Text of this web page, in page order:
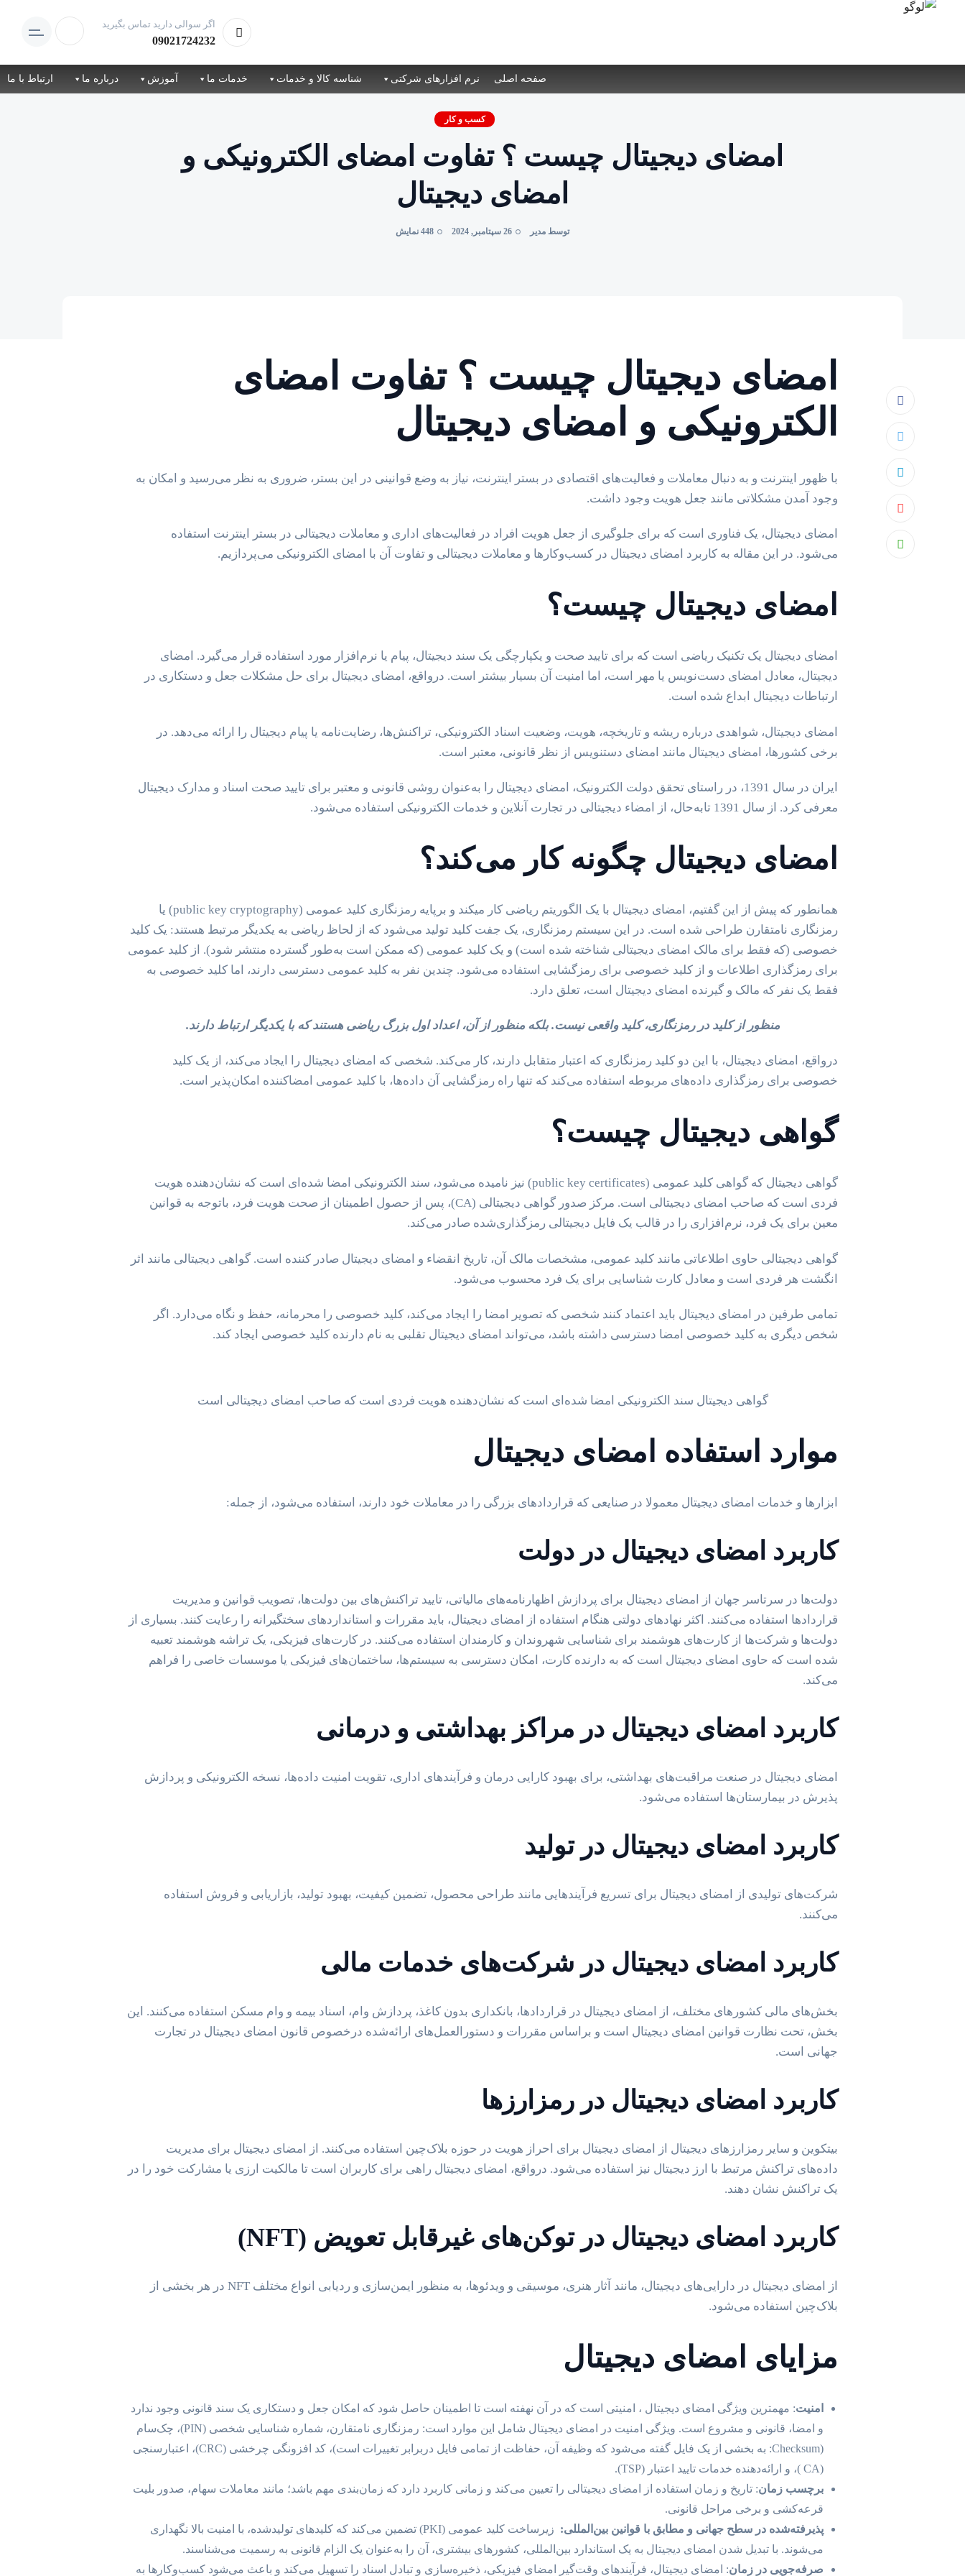
اگر سوالی دارید تماس بگیرید
09021724232
صفحه اصلی نرم افزارهای شرکتی شناسه کالا و خدمات خدمات ما آموزش درباره ما ارتباط با ما
کسب و کار
امضای دیجیتال چیست ؟ تفاوت امضای الکترونیکی و
امضای دیجیتال
توسط مدیر 26 سپتامبر, 2024 448 نمایش
امضای دیجیتال چیست ؟ تفاوت امضای
الکترونیکی و امضای دیجیتال
با ظهور اینترنت و به دنبال معاملات و فعالیت‌های اقتصادی در بستر اینترنت، نیاز به وضع قوانینی در این بستر، ضروری به نظر می‌رسید و امکان به
وجود آمدن مشکلاتی مانند جعل هویت وجود داشت.
امضای دیجیتال، یک فناوری است که برای جلوگیری از جعل هویت افراد در فعالیت‌های اداری و معاملات دیجیتالی در بستر اینترنت استفاده
می‌شود. در این مقاله به کاربرد امضای دیجیتال در کسب‌وکارها و معاملات دیجیتالی و تفاوت آن با امضای الکترونیکی می‌پردازیم.
امضای دیجیتال چیست؟
امضای دیجیتال یک تکنیک ریاضی است که برای تایید صحت و یکپارچگی یک سند دیجیتال، پیام یا نرم‌افزار مورد استفاده قرار می‌گیرد. امضای
دیجیتال، معادل امضای دست‌نویس یا مهر است، اما امنیت آن بسیار بیشتر است. درواقع، امضای دیجیتال برای حل مشکلات جعل و دستکاری در
ارتباطات دیجیتال ابداع شده است.
امضای دیجیتال، شواهدی درباره ریشه و تاریخچه، هویت، وضعیت اسناد الکترونیکی، تراکنش‌ها، رضایت‌نامه یا پیام دیجیتال را ارائه می‌دهد. در
برخی کشورها، امضای دیجیتال مانند امضای دستنویس از نظر قانونی، معتبر است.
ایران در سال 1391، در راستای تحقق دولت الکترونیک، امضای دیجیتال را به‌عنوان روشی قانونی و معتبر برای تایید صحت اسناد و مدارک دیجیتال
معرفی کرد. از سال 1391 تابه‌حال، از امضاء دیجیتالی در تجارت آنلاین و خدمات الکترونیکی استفاده می‌شود.
امضای دیجیتال چگونه کار می‌کند؟
همانطور که پیش از این گفتیم، امضای دیجیتال با یک الگوریتم ریاضی کار می‎کند و برپایه رمزنگاری کلید عمومی (public key cryptography) یا
رمزنگاری نامتقارن طراحی شده است. در این سیستم رمزنگاری، یک جفت کلید تولید می‌شود که از لحاظ ریاضی به یکدیگر مرتبط هستند: یک کلید
خصوصی (که فقط برای مالک امضای دیجیتالی شناخته شده است) و یک کلید عمومی (که ممکن است به‌طور گسترده منتشر شود). از کلید عمومی
برای رمزگذاری اطلاعات و از کلید خصوصی برای رمزگشایی استفاده می‌شود. چندین نفر به کلید عمومی دسترسی دارند، اما کلید خصوصی به
فقط یک نفر که مالک و گیرنده‌ امضای دیجیتال است، تعلق دارد.
منظور از کلید در رمزنگاری، کلید واقعی نیست. بلکه منظور از آن، اعداد اول بزرگ ریاضی هستند که با یکدیگر ارتباط دارند.
درواقع، امضای دیجیتال، با این دو کلید رمزنگاری که اعتبار متقابل دارند، کار می‌کند. شخصی که امضای دیجیتال را ایجاد می‌کند، از یک کلید
خصوصی برای رمزگذاری داده‌های مربوطه استفاده می‌کند که تنها راه رمزگشایی آن داده‌ها، با کلید عمومی امضاکننده امکان‌پذیر است.
گواهی دیجیتال چیست؟
گواهی دیجیتال که گواهی کلید عمومی (public key certificates) نیز نامیده می‌شود، سند الکترونیکی امضا شده‌ای است که نشان‌دهنده هویت
فردی است که صاحب امضای دیجیتالی است. مرکز صدور گواهی دیجیتالی (CA)، پس از حصول اطمینان از صحت هویت فرد، باتوجه به قوانین
معین برای یک فرد، نرم‌افزاری را در قالب یک فایل دیجیتالی رمزگذاری‌شده صادر می‌کند.
گواهی‌ دیجیتالی حاوی اطلاعاتی مانند کلید عمومی، مشخصات مالک آن، تاریخ انقضاء و امضای دیجیتال صادر کننده است. گواهی دیجیتالی مانند اثر
انگشت هر فردی است و معادل کارت شناسایی برای یک فرد محسوب می‌شود.
تمامی طرفین در امضای دیجیتال باید اعتماد کنند شخصی که تصویر امضا را ایجاد می‌کند، کلید خصوصی را محرمانه، حفظ و نگاه می‌دارد. اگر
شخص دیگری به کلید خصوصی امضا دسترسی داشته باشد، می‌تواند امضای دیجیتال تقلبی به نام دارنده کلید خصوصی ایجاد کند.
گواهی دیجیتال سند الکترونیکی امضا شده‌ای است که نشان‌دهنده هویت فردی است که صاحب امضای دیجیتالی است
موارد استفاده امضای دیجیتال
ابزارها و خدمات امضای دیجیتال معمولا در صنایعی که قراردادهای بزرگی را در معاملات خود دارند، استفاده می‌شود، از جمله:
کاربرد امضای دیجیتال در دولت
دولت‌ها در سرتاسر جهان از امضای دیجیتال برای پردازش اظهارنامه‌های مالیاتی، تایید تراکنش‌های بین دولت‌ها، تصویب قوانین و مدیریت
قراردادها استفاده می‌کنند. اکثر نهادهای دولتی هنگام استفاده از امضای دیجیتال، باید مقررات و استانداردهای سختگیرانه را رعایت کنند. بسیاری از
دولت‌ها و شرکت‌ها از کارت‌های هوشمند برای شناسایی شهروندان و کارمندان استفاده می‌کنند. در کارت‌های فیزیکی، یک تراشه هوشمند تعبیه
شده است که حاوی امضای دیجیتال است که به دارنده کارت، امکان دسترسی به سیستم‌ها، ساختمان‌های فیزیکی یا موسسات خاصی را فراهم
می‌کند.
کاربرد امضای دیجیتال در مراکز بهداشتی و درمانی
امضای دیجیتال در صنعت مراقبت‌های بهداشتی، برای بهبود کارایی درمان و فرآیندهای اداری، تقویت امنیت داده‌ها، نسخه الکترونیکی و پردازش
پذیرش در بیمارستان‌ها استفاده می‌شود.
کاربرد امضای دیجیتال در تولید
شرکت‌های تولیدی از امضای دیجیتال برای تسریع فرآیندهایی مانند طراحی محصول، تضمین کیفیت، بهبود تولید، بازاریابی و فروش استفاده
می‌کنند.
کاربرد امضای دیجیتال در شرکت‌های خدمات مالی
بخش‌های مالی کشورهای مختلف، از امضای دیجیتال در قراردادها، بانکداری بدون کاغذ، پردازش وام، اسناد بیمه و وام مسکن استفاده می‌کنند. این
بخش، تحت نظارت قوانین امضای دیجیتال است و براساس مقررات و دستورالعمل‌های ارائه‌شده درخصوص قانون امضای دیجیتال در تجارت
جهانی است.
کاربرد امضای دیجیتال در رمزارزها
بیتکوین و سایر رمزارزهای دیجیتال از امضای دیجیتال برای احراز هویت در حوزه بلاک‌چین استفاده می‌کنند. از امضای دیجیتال برای مدیریت
داده‌های تراکنش مرتبط با ارز دیجیتال نیز استفاده می‌شود. درواقع، امضای دیجیتال راهی برای کاربران است تا مالکیت ارزی یا مشارکت خود را در
یک تراکنش نشان دهند.
کاربرد امضای دیجیتال در توکن‌های غیرقابل تعویض (NFT)
از امضای دیجیتال در دارایی‌های دیجیتال، مانند آثار هنری، موسیقی و ویدئوها، به منظور ایمن‌سازی و ردیابی انواع مختلف NFT در هر بخشی از
بلاک‌چین استفاده می‌شود.
مزایای امضای دیجیتال
امنیت: مهمترین ویژگی امضای دیجیتال ، امنیتی است که در آن نهفته است تا اطمینان حاصل شود که امکان جعل و دستکاری یک سند قانونی وجود ندارد
و امضا، قانونی و مشروع است. ویژگی امنیت در امضای دیجیتال شامل این موارد است: رمزنگاری نامتقارن، شماره ‌شناسایی شخصی (PIN)، چک‌سام
(Checksum: به بخشی از یک فایل گفته می‌شود که وظیفه آن، حفاظت از تمامی فایل دربرابر تغییرات است)، کد افزونگی چرخشی (CRC)، اعتبارسنجی
(CA )، و ارائه‌دهنده خدمات تایید اعتبار (TSP).
برچسب زمان: تاریخ و زمان استفاده از امضای دیجیتالی را تعیین می‌کند و زمانی کاربرد دارد که زمان‌بندی مهم باشد؛ مانند معاملات سهام، صدور بلیت
قرعه‌کشی و برخی مراحل قانونی.
پذیرفته‌شده در سطح جهانی و مطابق با قوانین بین‌المللی:
زیرساخت کلید عمومی (PKI) تضمین می‌کند که کلیدهای تولیدشده، با امنیت بالا نگهداری
می‌شوند. با تبدیل شدن امضای دیجیتال به یک استاندارد بین‌المللی، کشورهای بیشتری، آن را به‌عنوان یک الزام قانونی به رسمیت می‌شناسند.
صرفه‌جویی در زمان: امضای دیجیتال، فرآیندهای وقت‌گیر امضای فیزیکی، ذخیره‌سازی و تبادل اسناد را تسهیل می‌کند و باعث می‌شود کسب‌وکارها به